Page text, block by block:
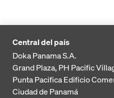
Central del país
Doka Panama S.A.
Grand Plaza, PH Pacific
Punta PacificaEdificio
Ciudad de Panamá